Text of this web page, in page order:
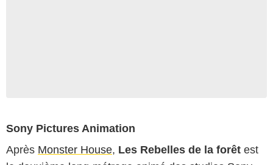
Sony Pictures Animation
Après Monster House, Les Rebelles de la forêt est